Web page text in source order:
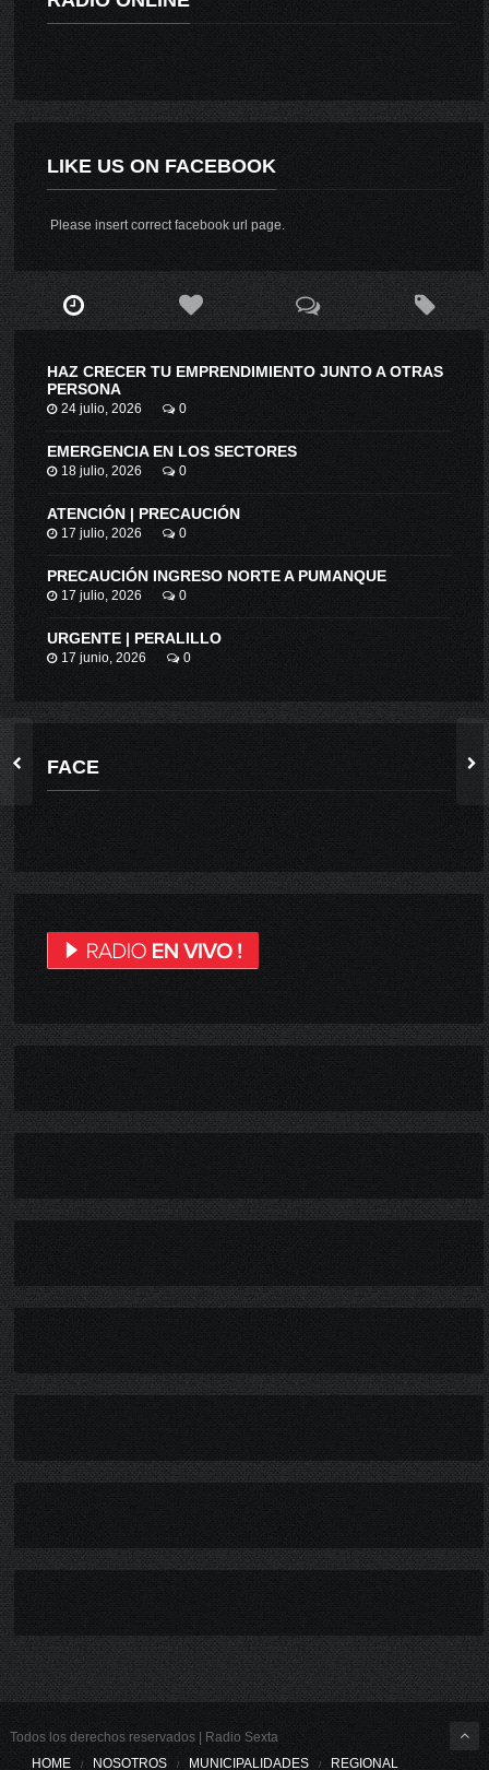
LIKE US ON FACEBOOK
Please insert correct facebook url page.
HAZ CRECER TU EMPRENDIMIENTO JUNTO A OTRAS
PERSONA
24 julio, 2026 0
EMERGENCIA EN LOS SECTORES
18 julio, 2026 0
ATENCIÓN | PRECAUCIÓN
17 julio, 2026 0
PRECAUCIÓN INGRESO NORTE A PUMANQUE
17 julio, 2026 0
URGENTE | PERALILLO
17 junio, 2026 0
FACE
Todos los derechos reservados | Radio Sexta
HOME
NOSOTROS MUNICIPALIDADES REGIONAL